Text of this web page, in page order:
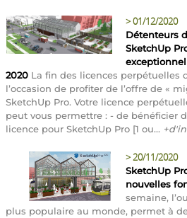
>01/12/2020
Détenteurs
SketchUp
2020 La fin des licences perpétuelles
l’occasion de profiter de l’offre de «
SketchUp Pro. Votre licence
peut vous permettre : - de bénéficier
licence pour SketchUp Pro [1 ou...
>20/11/2020
SketchUp
nouvelles
semaine,
plus populaire au monde, permet à